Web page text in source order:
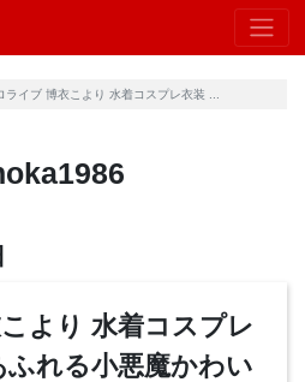
ライブ 博衣こより 水着コスプレ衣装 ...
より 水着コスプレ
れる小悪魔かわい